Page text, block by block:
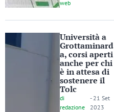
web
Università a
Grottaminard
a, corsi aperti
anche per chi
è in attesa di
sostenere il
Tolc
di
redazione
- 21 Set
2023